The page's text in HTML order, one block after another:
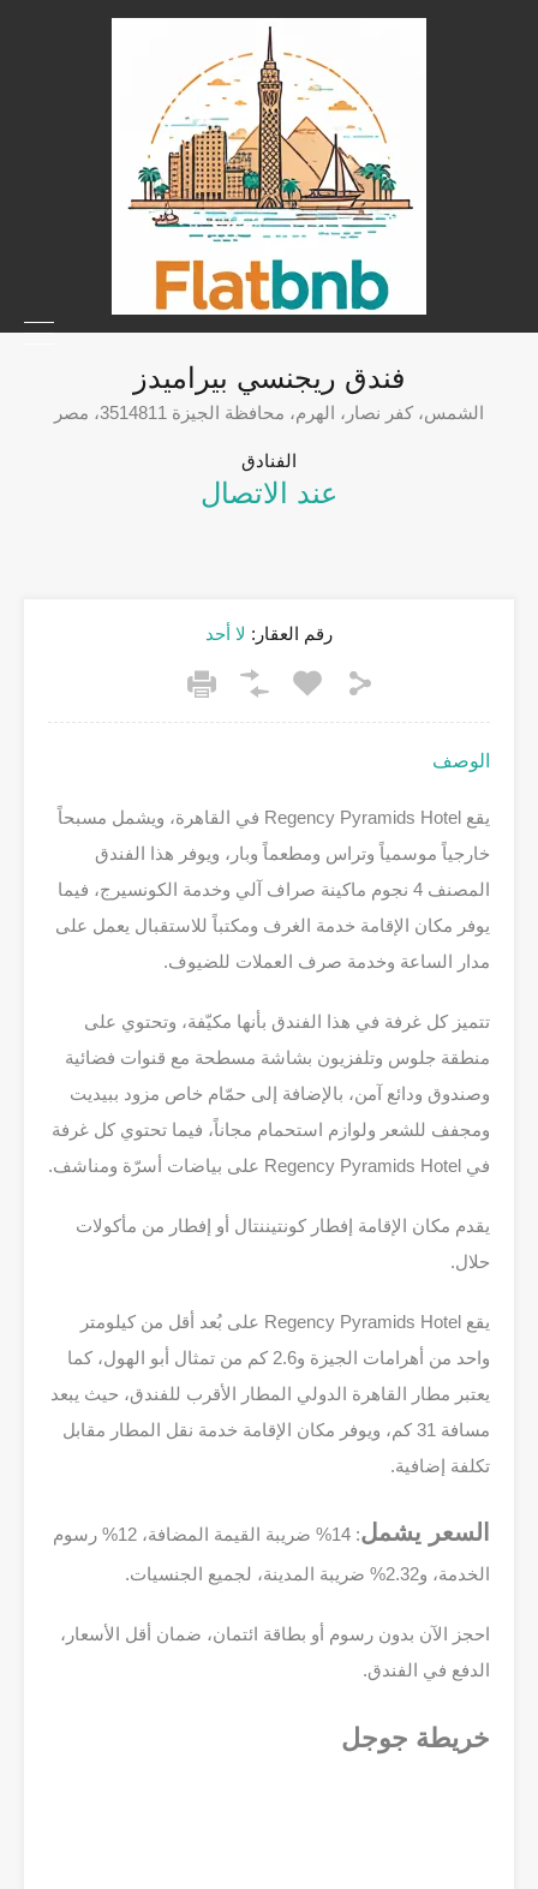
فندق ريجنسي بيراميدز
الشمس، كفر نصار، الهرم، محافظة الجيزة 3514811، مصر
الفنادق
عند الاتصال
رقم العقار: لا أحد
الوصف
يقع Regency Pyramids Hotel في القاهرة، ويشمل مسبحاً
خارجياً موسمياً وتراس ومطعماً وبار، ويوفر هذا الفندق
المصنف 4 نجوم ماكينة صراف آلي وخدمة الكونسيرج، فيما
يوفر مكان الإقامة خدمة الغرف ومكتباً للاستقبال يعمل على
مدار الساعة وخدمة صرف العملات للضيوف.
تتميز كل غرفة في هذا الفندق بأنها مكيّفة، وتحتوي على
منطقة جلوس وتلفزيون بشاشة مسطحة مع قنوات فضائية
وصندوق ودائع آمن، بالإضافة إلى حمّام خاص مزود ببيديت
ومجفف للشعر ولوازم استحمام مجاناً، فيما تحتوي كل غرفة
في Regency Pyramids Hotel على بياضات أسرّة ومناشف.
يقدم مكان الإقامة إفطار كونتيننتال أو إفطار من مأكولات
حلال.
يقع Regency Pyramids Hotel على بُعد أقل من كيلومتر
واحد من أهرامات الجيزة و2.6 كم من تمثال أبو الهول، كما
يعتبر مطار القاهرة الدولي المطار الأقرب للفندق، حيث يبعد
مسافة 31 كم، ويوفر مكان الإقامة خدمة نقل المطار مقابل
تكلفة إضافية.
السعر يشمل
: 14% ضريبة القيمة المضافة، 12% رسوم
الخدمة، و2.32% ضريبة المدينة، لجميع الجنسيات.
احجز الآن بدون رسوم أو بطاقة ائتمان، ضمان أقل الأسعار،
الدفع في الفندق.
خريطة جوجل